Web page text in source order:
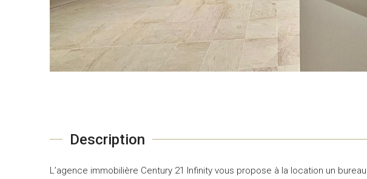
Description
L’agence immobilière Century 21 Infinity vous propose à la location un bureau